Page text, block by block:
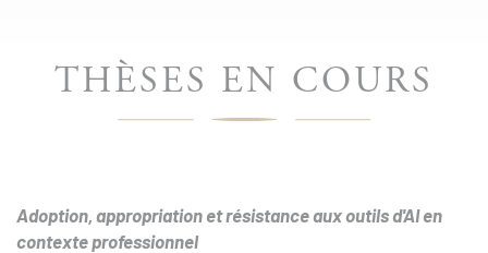
THÈSES EN COURS
Adoption, appropriation et résistance aux outils d'AI en
contexte professionnel